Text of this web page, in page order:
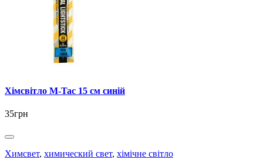
Хімсвітло M-Tac 15 см синій
35грн
Химсвет, химический свет, хімічне світло